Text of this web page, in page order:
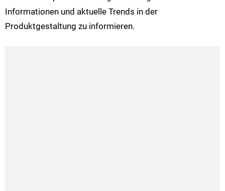
Informationen und aktuelle Trends in der
Produktgestaltung zu informieren.